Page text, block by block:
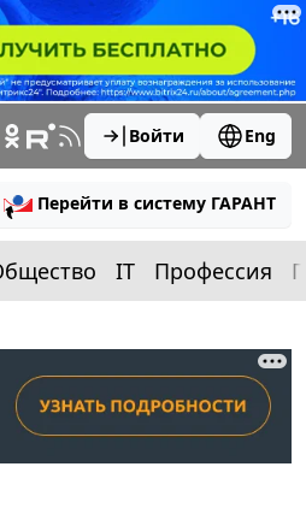
Войти Eng
Перейти в систему ГАРАНТ
IT Профессия